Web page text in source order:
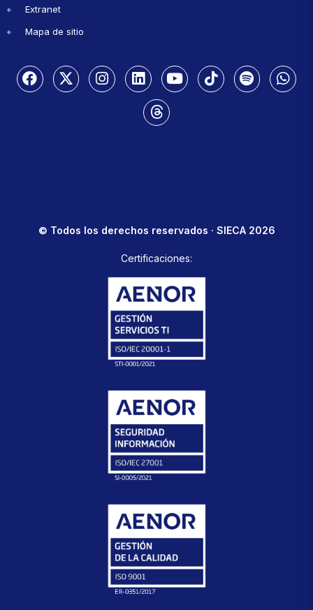
Extranet
Mapa de sitio
© Todos los derechos reservados · SIECA 2026
Certificaciones: